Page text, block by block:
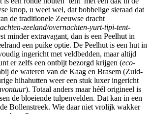
knop, u weet wel, dat bobbelige sieraad dat
de traditionele Zeeuwse dracht
zeeland/overnachten-yurt-tipi-tent-
minder extravagant, dan is een Peelhut in
een puike optie. De Peelhut is een hut in
ingericht met veldbedden, maar altijd
er zelfs een ontbijt bezorgd krijgen (eco-
de wateren van de Kaag en Brasem (Zuid-
hihahutten weer een stuk luxer ingericht
). Totaal anders maar héél origineel is
de bloeiende tulpenvelden. Dat kan in een
Bollenstreek. Wie daar niet vrolijk wakker